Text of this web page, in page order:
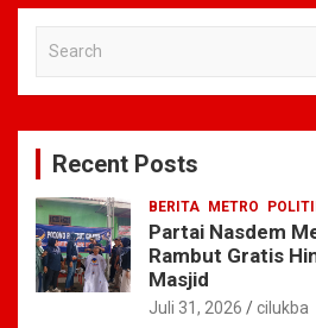
c
Recent Posts
BERITA METRO
Partai Nasdem
Rambut Gratis
Masjid
Juli 31, 2026 cilukba